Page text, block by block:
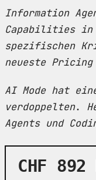
Information
Capabilities in
spezifischen
neueste
AI Mode hat
verdoppelten.
Agents und
CHF 892